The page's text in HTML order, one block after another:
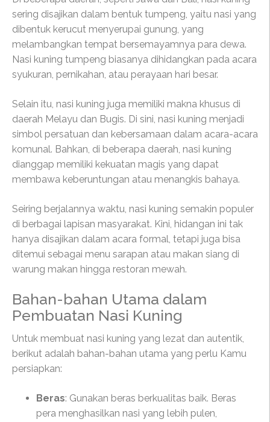
sering disajikan dalam bentuk tumpeng, yaitu nasi yang
dibentuk kerucut menyerupai gunung, yang
melambangkan tempat bersemayamnya para dewa.
Nasi kuning tumpeng biasanya dihidangkan pada acara
syukuran, pernikahan, atau perayaan hari besar.
Selain itu, nasi kuning juga memiliki makna khusus di
daerah Melayu dan Bugis. Di sini, nasi kuning menjadi
simbol persatuan dan kebersamaan dalam acara-acara
komunal. Bahkan, di beberapa daerah, nasi kuning
dianggap memiliki kekuatan magis yang dapat
membawa keberuntungan atau menangkis bahaya.
Seiring berjalannya waktu, nasi kuning semakin populer
di berbagai lapisan masyarakat. Kini, hidangan ini tak
hanya disajikan dalam acara formal, tetapi juga bisa
ditemui sebagai menu sarapan atau makan siang di
warung makan hingga restoran mewah.
Bahan-bahan Utama dalam
Pembuatan Nasi Kuning
Untuk membuat nasi kuning yang lezat dan autentik,
berikut adalah bahan-bahan utama yang perlu Kamu
persiapkan:
Beras: Gunakan beras berkualitas baik. Beras
pera menghasilkan nasi yang lebih pulen,